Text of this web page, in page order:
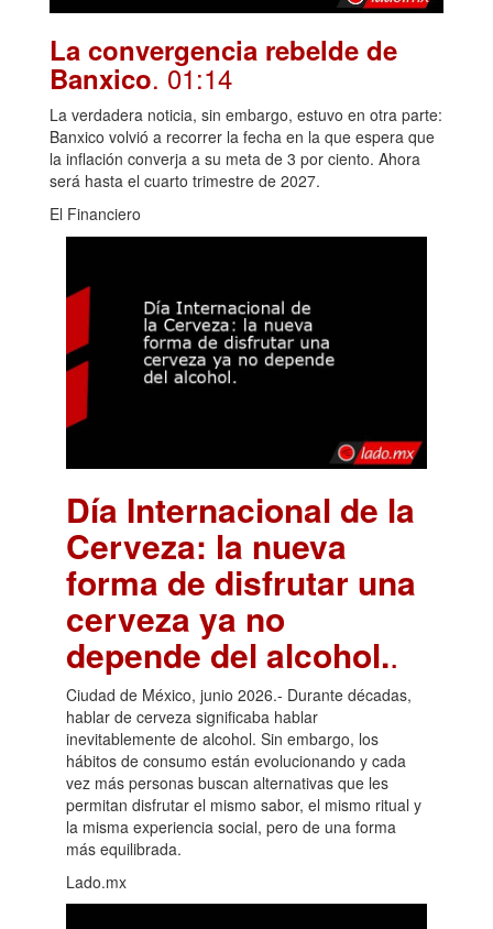
La convergencia rebelde de
Banxico. 01:14
La verdadera noticia, sin embargo, estuvo en otra parte:
Banxico volvió a recorrer la fecha en la que espera que
la inflación converja a su meta de 3 por ciento. Ahora
será hasta el cuarto trimestre de 2027.
El Financiero
Día Internacional de la
Cerveza: la nueva
forma de disfrutar una
cerveza ya no
depende del alcohol..
Ciudad de México, junio 2026.- Durante décadas,
hablar de cerveza significaba hablar
inevitablemente de alcohol. Sin embargo, los
hábitos de consumo están evolucionando y cada
vez más personas buscan alternativas que les
permitan disfrutar el mismo sabor, el mismo ritual y
la misma experiencia social, pero de una forma
más equilibrada.
Lado.mx